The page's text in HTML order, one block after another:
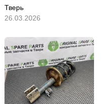
Тверь
26.03.2026